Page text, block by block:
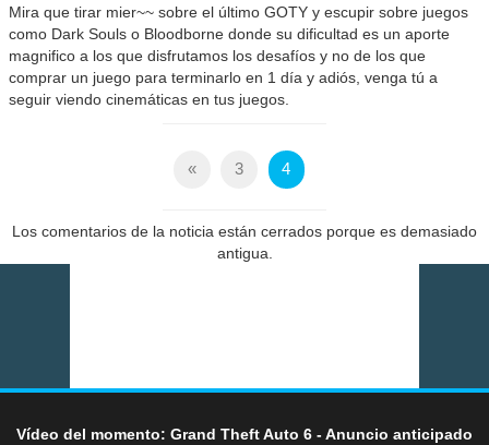
Mira que tirar mier~~ sobre el último GOTY y escupir sobre juegos
como Dark Souls o Bloodborne donde su dificultad es un aporte
magnifico a los que disfrutamos los desafíos y no de los que
comprar un juego para terminarlo en 1 día y adiós, venga tú a
seguir viendo cinemáticas en tus juegos.
« 3 4
Los comentarios de la noticia están cerrados porque es demasiado
antigua.
Vídeo del momento: Grand Theft Auto 6 - Anuncio anticipado